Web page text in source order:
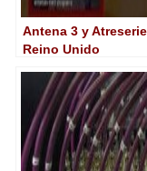
Antena 3 y
Reino Unido